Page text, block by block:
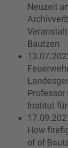
Neuzeit
Bautzen
Professor
Institut
How
of of